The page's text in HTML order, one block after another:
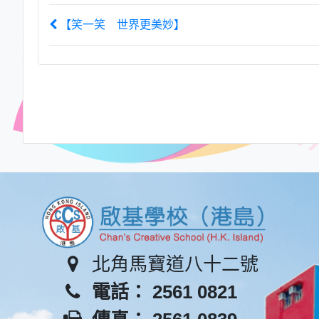
【笑一笑 世界更美妙】
北角馬寶道八十二號
電話： 2561 0821